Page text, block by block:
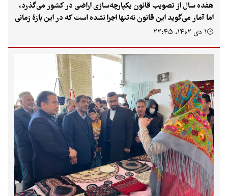
هفده سال از تصویب قانون یکپارچه‌سازی اراضی در کشور می‌گذرد،
اما آمار می‌گوید این قانون نه‌تنها اجرا نشده است که در این بازهٔ زمانی
اراضی کشاورزی ایران کوچک و کوچک‌تر نیز شده است. همچنین
به سرمایه موجب شده است علاوه‌بر خردی و پراکندگی این زمین‌ها،
بخش وسیعی از اراضی کشاورزی در معرض تغییر کاربری‌های مجاز و
کرد که طی سال‌های ۱۳۷۴ الی ۱۴۰۰ و با یک روند تصاعدی بالغ بر ۴۱۲
هزار و ۷۸۴ مورد مشتمل بر حدود ۷۳ هزار ۷۸۰ هکتار از اراضی دچار
تغییر کاربری غیرمجاز شدند. کارشناسان اقتصاد کشاورزی اما
معتقدند که در شرایط فعلی اقتصادی امکان تجمیع اراضی را از دولت
سلب کرده است و حالا اگر هم بخواهد این قانون را اجرا کند، گویی
باید از هفت‌خان رستم عبور کند؛ چراکه یک هکتار زمین کشاورزی اگر
تبدیل به ویلا شود، آورد مالی‌اش چندین‌ برابر کشت و زراعت خواهد
بود. همچنین، در نبود نظام تعاونی کارا، تجمیع اراضی بی‌دلیل به‌نظر
می‌رسد.